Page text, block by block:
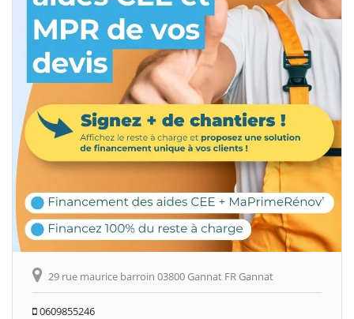
29 rue maurice barroin 03800 Gannat FR Gannat
0609855246